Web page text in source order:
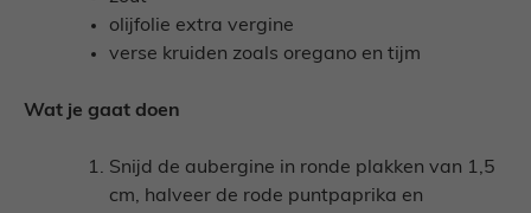
olijfolie extra vergine
verse kruiden zoals oregano en tijm
Wat je gaat doen
Snijd de aubergine in ronde plakken van 1,5
cm, halveer de rode puntpaprika en